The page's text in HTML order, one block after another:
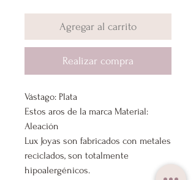
Agregar al carrito
Realizar compra
Vástago: Plata
Estos aros de la marca Material:
Aleación
Lux Joyas son fabricados con metales
reciclados, son totalmente
hipoalergénicos.